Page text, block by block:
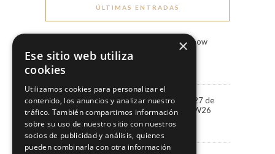
ÚLTIMAS ENTRADAS
Marco & María Fashion Show
“Miradas”
“Miradas” la colección 2027 de
Marco&María llega a BBFW26
24 abril, 2026
×
Ese sitio web utiliza
cookies
Utilizamos cookies para personalizar el
contenido, los anuncios y analizar nuestro
tráfico. También compartimos información
sobre su uso de nuestro sitio con nuestros
socios de publicidad y análisis, quienes
pueden combinarla con otra información